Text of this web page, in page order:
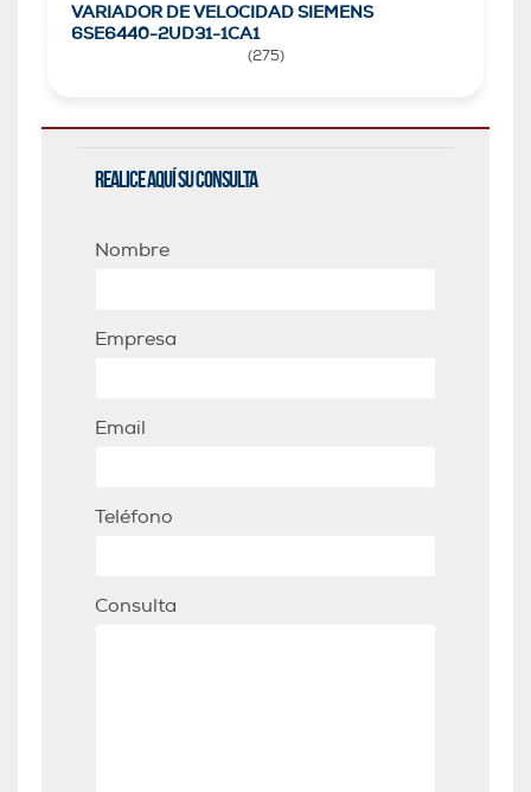
VARIADOR DE VELOCIDAD SIEMENS
6SE6440-2UD31-1CA1
(275)
Realice aquí su consulta
Nombre
Empresa
Email
Teléfono
Consulta